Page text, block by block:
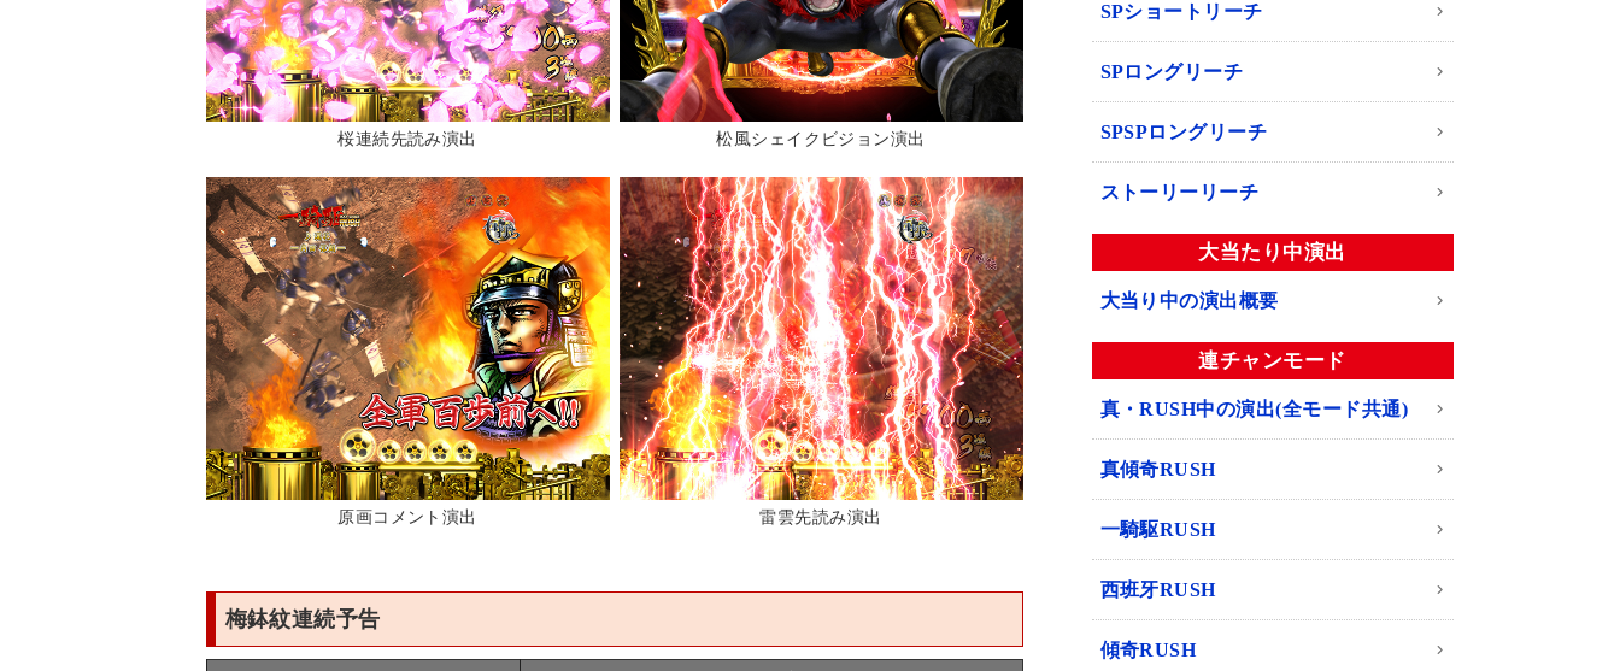
桜連続先読み演出 松風シェイクビジョン演出
原画コメント演出 雷雲先読み演出
梅鉢紋連続予告
SPショートリーチ
SPロングリーチ
SPSPロングリーチ
ストーリーリーチ
大当たり中演出
大当り中の演出概要
連チャンモード
真・RUSH中の演出(全モード共通)
真傾奇RUSH
一騎駆RUSH
西班牙RUSH
傾奇RUSH